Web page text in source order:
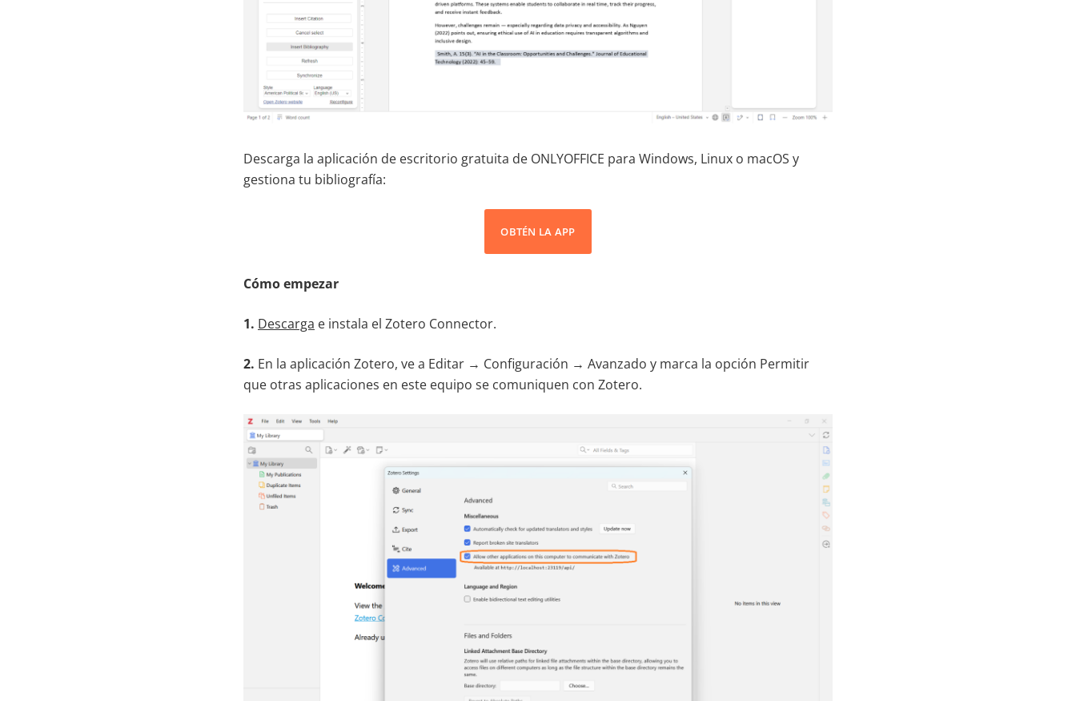
Descarga la aplicación de escritorio gratuita de ONLYOFFICE para Windows, Linux o macOS y
gestiona tu bibliografía:
OBTÉN LA APP
Cómo empezar
1. Descarga e instala el Zotero Connector.
2. En la aplicación Zotero, ve a Editar → Configuración → Avanzado y marca la opción Permitir
que otras aplicaciones en este equipo se comuniquen con Zotero.